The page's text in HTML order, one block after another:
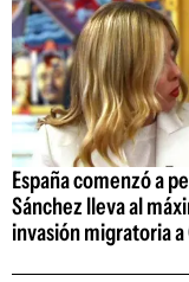
España comenzó a
Sánchez lleva al
invasión migratoria a